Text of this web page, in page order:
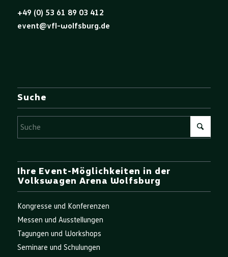
+49 (0) 53 61 89 03 412
event@vfl-wolfsburg.de
Suche
Ihre Event-Möglichkeiten in der
Volkswagen Arena Wolfsburg
Kongresse und Konferenzen
Messen und Ausstellungen
Tagungen und Workshops
Seminare und Schulungen